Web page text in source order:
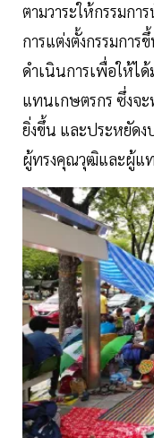
ตามวาระให้กรรมก
การแต่งตั้งกรรมการ
ดำเนินการเพื่อให้ไ
แทนเกษตรกร ซึ่งจ
ยิ่งขึ้น และประหยัดง
ผู้ทรงคุณวุฒิและผู้แ